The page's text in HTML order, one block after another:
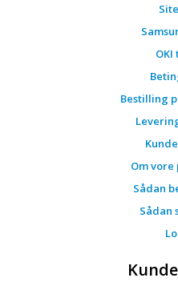
OKI
Bestilling
Om
Sådan
Sådan